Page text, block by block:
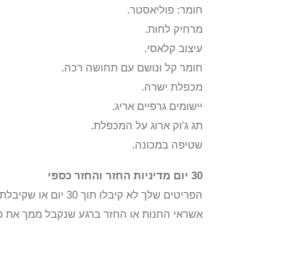
חומר: פוליאסטר.
מרחיק לחות.
עיצוב קלאסי.
חומר קל ונושם עם תחושה רכה.
מכפלת ישרה.
יישומים גרפיים אריג.
תג ג'וק ארוג על המכפלת.
שטיפה במכונה.
30 יום מדיניות החזר והחזר כספי
הפריטים שלך לא
אשראי החנות או החזר ברגע שנקבל ממך את